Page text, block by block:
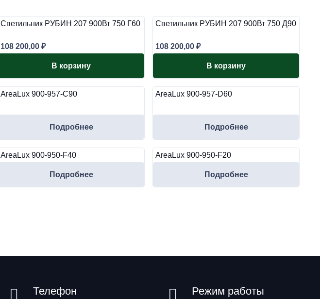
Светильник РУБИН 207 900Вт 750 Г60
108 200,00 ₽
В корзину
Светильник РУБИН 207 900Вт 750 Д90
108 200,00 ₽
В корзину
AreaLux 900-957-С90
Подробнее
AreaLux 900-957-D60
Подробнее
AreaLux 900-950-F40
Подробнее
AreaLux 900-950-F20
Подробнее
Телефон Режим работы